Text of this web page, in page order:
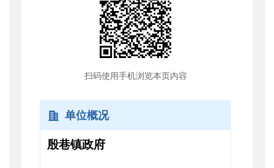
扫码使用手机浏览本页内容
单位概况
殷巷镇政府